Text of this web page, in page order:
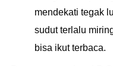
mendekati tegak
sudut terlalu
bisa ikut terbaca.